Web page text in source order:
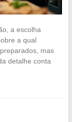
a escolha
a qual
mas
detalhe conta